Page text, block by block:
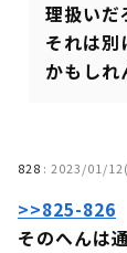
理扱いだ
それは別
かもしれ
828 : 2023/01/
>>825-826
そのへんは